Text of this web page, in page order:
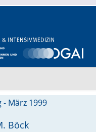
- März 1999
Böck